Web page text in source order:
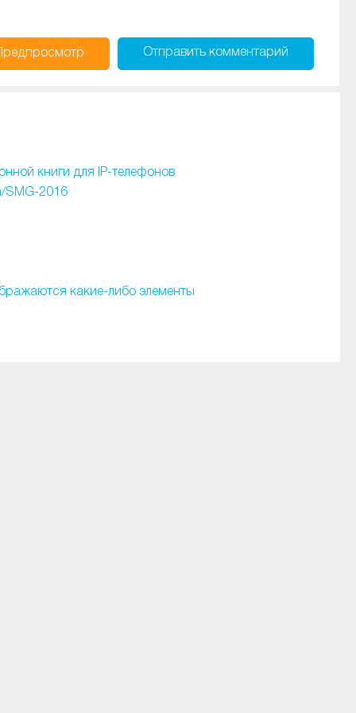
Отправить комментарий
книги для IP-телефонов
SMG-2016
какие-либо элементы